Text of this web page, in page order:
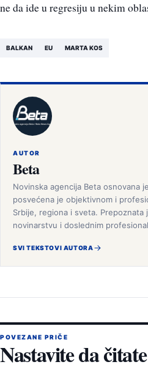
ne da ide u regresiju u nekim
BALKAN EU MARTA KOS
AUTOR
Beta
Novinska agencija Beta osnovana
posvećena je objektivnom i
Srbije, regiona i sveta. Prepoznata
novinarstvu i doslednim
SVI TEKSTOVI AUTORA
POVEZANE PRIČE
Nastavite da čitate